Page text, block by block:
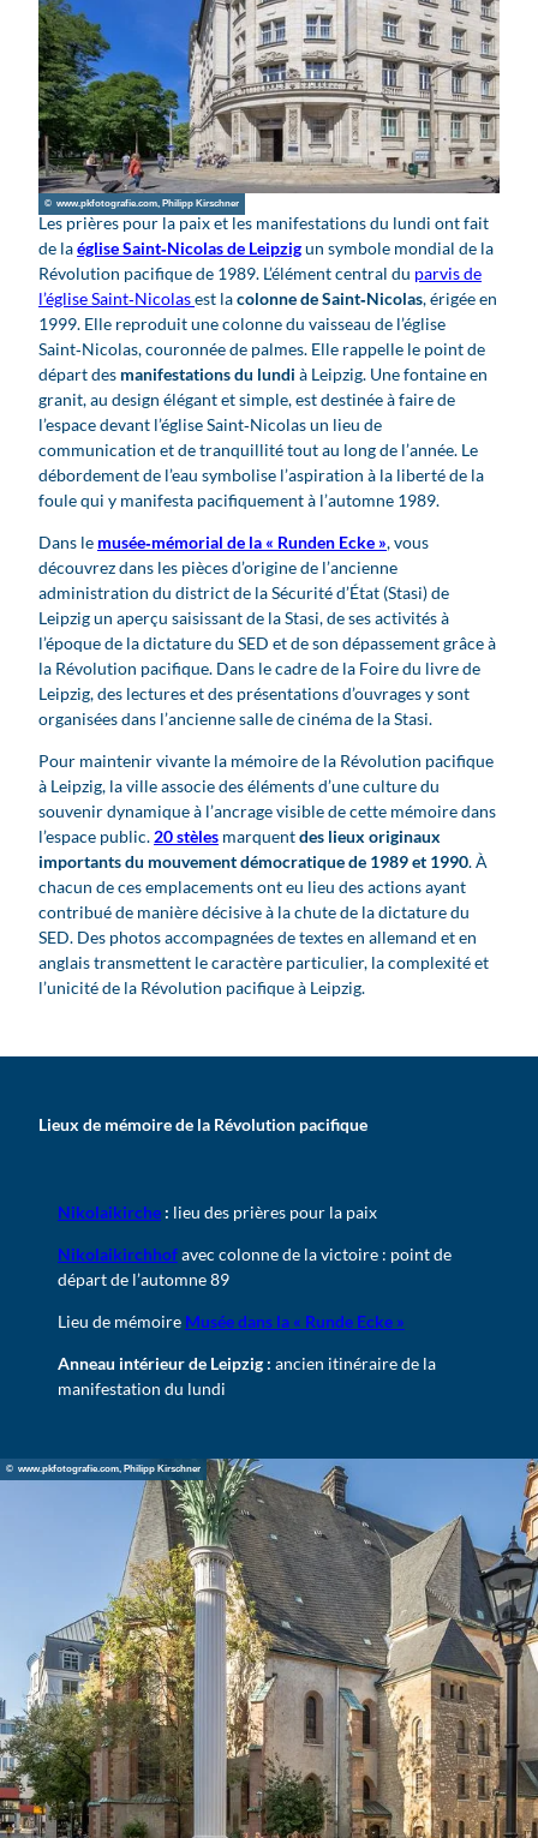
© www.pkfotografie.com, Philipp Kirschner
Les prières pour la paix et les manifestations du lundi ont fait
de laéglise Saint‑Nicolas de Leipzigun symbole mondial de la
Révolution pacifique de 1989. L’élément central du parvis de
l’église Saint‑Nicolasest lacolonne de Saint‑Nicolas, érigée en
1999. Elle reproduit une colonne du vaisseau de l’église
Saint‑Nicolas, couronnée de palmes. Elle rappelle le point de
départ des manifestations du lundi à Leipzig. Une fontaine en
granit, au design élégant et simple, est destinée à faire de
l’espace devant l’église Saint‑Nicolas un lieu de
communication et de tranquillité tout au long de l’année. Le
débordement de l’eau symbolise l’aspiration à la liberté de la
foule qui y manifesta pacifiquement à l’automne 1989.
Dans le musée‑mémorial de la « Runden Ecke », vous
découvrez dans les pièces d’origine de l’ancienne
administration du district de la Sécurité d’État (Stasi) de
Leipzig un aperçu saisissant de la Stasi, de ses activités à
l’époque de la dictature du SED et de son dépassement grâce à
la Révolution pacifique. Dans le cadre de la Foire du livre de
Leipzig, des lectures et des présentations d’ouvrages y sont
organisées dans l’ancienne salle de cinéma de la Stasi.
Pour maintenir vivante la mémoire de la Révolution pacifique
à Leipzig, la ville associe des éléments d’une culture du
souvenir dynamique à l’ancrage visible de cette mémoire dans
l’espace public. 20 stèles marquentdes lieux originaux
importants du mouvement démocratique de 1989 et 1990. À
chacun de ces emplacements ont eu lieu des actions ayant
contribué de manière décisive à la chute de la dictature du
SED. Des photos accompagnées de textes en allemand et en
anglais transmettent le caractère particulier, la complexité et
l’unicité de la Révolution pacifique à Leipzig.
Lieux de mémoire de la Révolution pacifique
Nikolaikirche : lieu des prières pour la paix
Nikolaikirchhofavec colonne de la victoire : point de
départ de l’automne 89
Lieu de mémoire Musée dans la « Runde Ecke »
Anneau intérieur de Leipzig : ancien itinéraire de la
manifestation du lundi
© www.pkfotografie.com, Philipp Kirschner